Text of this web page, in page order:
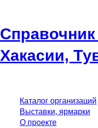
Хакасии,
Каталог организаций
Выставки, ярмарки
О проекте